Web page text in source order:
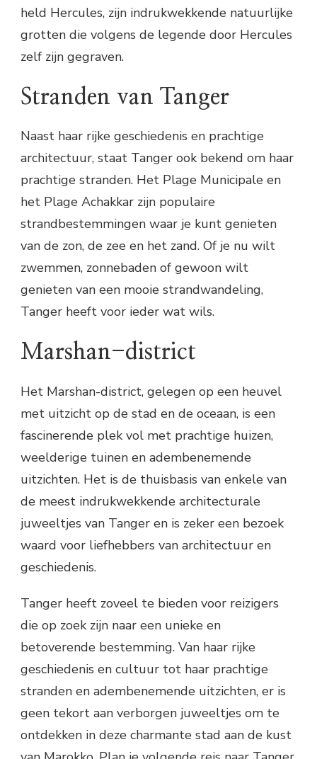
held Hercules, zijn indrukwekkende natuurlijke
grotten die volgens de legende door Hercules
zelf zijn gegraven.
Stranden van Tanger
Naast haar rijke geschiedenis en prachtige
architectuur, staat Tanger ook bekend om haar
prachtige stranden. Het Plage Municipale en
het Plage Achakkar zijn populaire
strandbestemmingen waar je kunt genieten
van de zon, de zee en het zand. Of je nu wilt
zwemmen, zonnebaden of gewoon wilt
genieten van een mooie strandwandeling,
Tanger heeft voor ieder wat wils.
Marshan-district
Het Marshan-district, gelegen op een heuvel
met uitzicht op de stad en de oceaan, is een
fascinerende plek vol met prachtige huizen,
weelderige tuinen en adembenemende
uitzichten. Het is de thuisbasis van enkele van
de meest indrukwekkende architecturale
juweeltjes van Tanger en is zeker een bezoek
waard voor liefhebbers van architectuur en
geschiedenis.
Tanger heeft zoveel te bieden voor reizigers
die op zoek zijn naar een unieke en
betoverende bestemming. Van haar rijke
geschiedenis en cultuur tot haar prachtige
stranden en adembenemende uitzichten, er is
geen tekort aan verborgen juweeltjes om te
ontdekken in deze charmante stad aan de kust